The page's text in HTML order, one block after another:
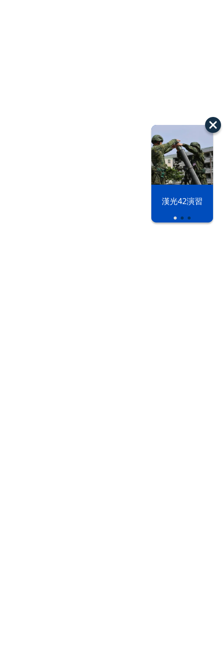
漢光42演習